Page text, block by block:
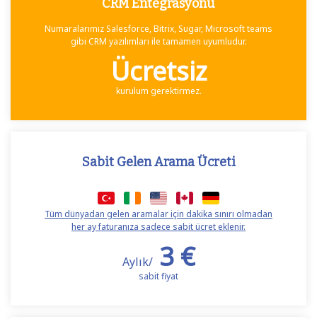
CRM Entegrasyonu
Numaralarımız Salesforce, Bitrix, Sugar, Microsoft teams
gibi CRM yazılımları ile tamamen uyumludur.
Ücretsiz
kurulum gerektirmez.
Sabit Gelen Arama Ücreti
Tüm dünyadan gelen aramalar için dakika sınırı olmadan
her ay faturanıza sadece sabit ücret eklenir.
Aylık/3 €
sabit fiyat